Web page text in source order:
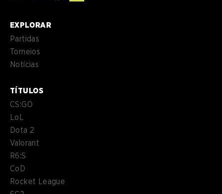
EXPLORAR
Partidas
Torneios
Notícias
TÍTULOS
CS:GO
LoL
Dota 2
Valorant
R6:S
CoD
Rocket League